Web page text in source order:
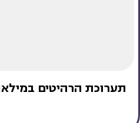
תערוכת הרהיטים במילאנו